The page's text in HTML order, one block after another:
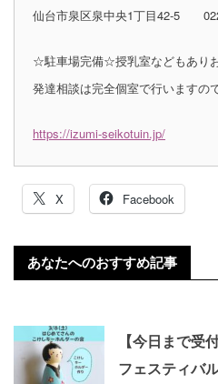
仙台市泉区泉中央1丁目42-5
☆駐車場完備☆授乳室などもあり
発達相談は完全個室で行いますの
https://izumi-seikotuin.jp/
X Facebook
あなたへのおすすめ記事
【今日まで受
フェスティバ